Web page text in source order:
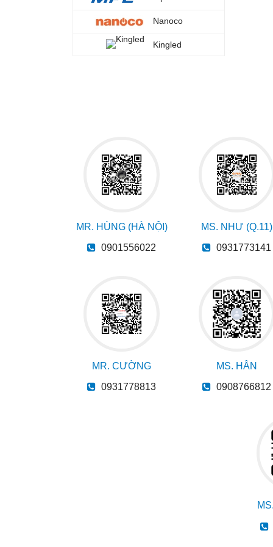
Nanoco
Kingled
MR. HÙNG (HÀ NỘI)
0901556022
MS. NHƯ (Q.11)
0931773141
MR. CƯỜNG
0931778813
MS. HÂN
0908766812